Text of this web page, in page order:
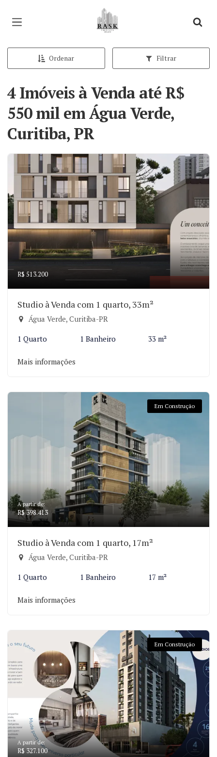
Página inicial
Ordenar Filtrar
4 Imóveis à Venda até R$
550 mil em Água Verde,
Curitiba, PR
R$ 513.200
Studio à Venda com 1 quarto, 33m²
Água Verde, Curitiba-PR
1 Quarto 1 Banheiro 33 m²
Mais informações
Em Construção
A partir de:
R$ 398.413
Studio à Venda com 1 quarto, 17m²
Água Verde, Curitiba-PR
1 Quarto 1 Banheiro 17 m²
Mais informações
Em Construção
A partir de:
R$ 327.100